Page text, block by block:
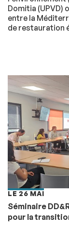
Domitia (UPVD)
entre la
de restauration
LE 26 MAI
Séminaire
pour la